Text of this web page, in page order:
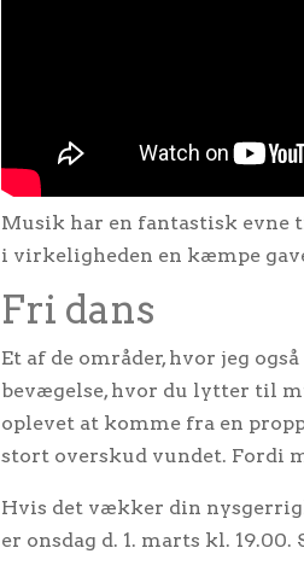
Musik har en fantastisk evne
i virkeligheden en kæmpe
Fri dans
Et af de områder, hvor jeg
bevægelse, hvor du lytter til
oplevet at komme fra en
stort overskud vundet. Fordi
Hvis det vækker din
er onsdag d. 1. marts kl. 19.00.